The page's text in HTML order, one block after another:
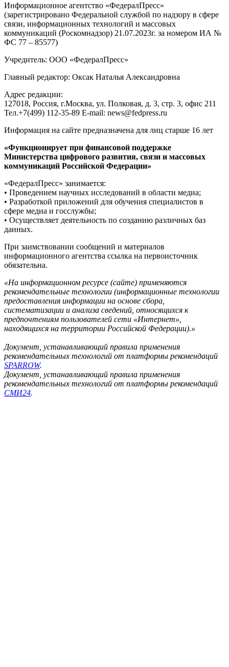
Информационное агентство «ФедералПресс»
(зарегистрировано Федеральной службой по надзору в сфере
связи, информационных технологий и массовых
коммуникаций (Роскомнадзор) 21.07.2023г. за номером ИА №
ФС 77 – 85577)
Учредитель: ООО «ФедералПресс»
Главный редактор: Оксак Наталья Александровна
Адрес редакции:
127018, Россия, г.Москва, ул. Полковая, д. 3, стр. 3, офис 211
Тел.+7(499) 112-35-89 E-mail: news@fedpress.ru
Информация на сайте предназначена для лиц старше 16 лет
«Функционирует при финансовой поддержке
Министерства цифрового развития, связи и массовых
коммуникаций Российской Федерации»
«ФедералПресс» занимается:
• Проведением научных исследований в области медиа;
• Разработкой приложений для обучения специалистов в
сфере медиа и госслужбы;
• Осуществляет деятельность по созданию различных баз
данных.
При заимствовании сообщений и материалов
информационного агентства ссылка на первоисточник
обязательна.
«На информационном ресурсе (сайте) применяются
рекомендательные технологии (информационные технологии
предоставления информации на основе сбора,
систематизации и анализа сведений, относящихся к
предпочтениям пользователей сети «Интернет»,
находящихся на территории Российской Федерации).»
Документ, устанавливающий правила применения
рекомендательных технологий от платформы рекомендаций
SPARROW.
Документ, устанавливающий правила применения
рекомендательных технологий от платформы рекомендаций
СМИ24.